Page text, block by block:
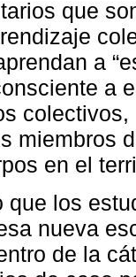
que
a
a
miembros
en el
que los
nueva
de la